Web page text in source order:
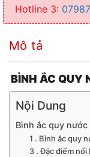
Hotline 3:
Mô tả
BÌNH ẮC QUY
Nội Dung
Bình ắc quy nước
1 . Bình ắc quy
3 . Đặc điểm nổi